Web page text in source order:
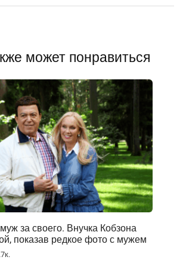
может понравиться
за своего. Внучка Кобзона
показав редкое фото с мужем